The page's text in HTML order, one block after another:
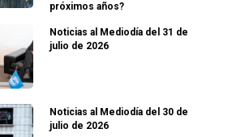
próximos años?
Noticias al Mediodía del 31 de
julio de 2026
Noticias al Mediodía del 30 de
julio de 2026